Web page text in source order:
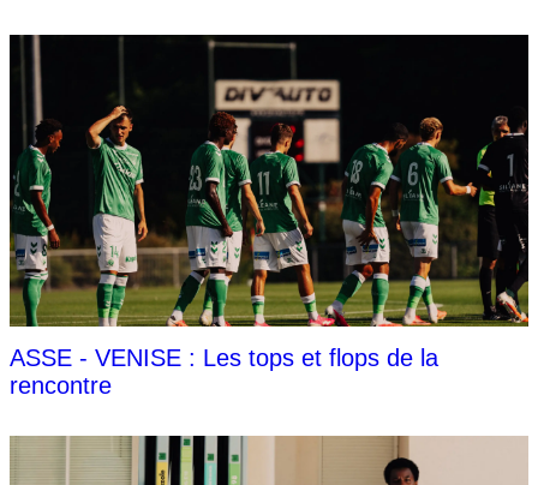
ASSE - VENISE : Les tops et flops de la
rencontre